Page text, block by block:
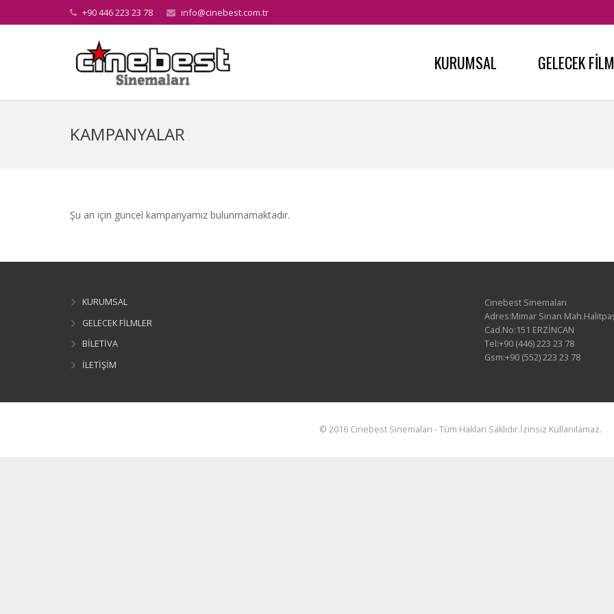
+90 446 223 23 78 info@cinebest.com.tr
KURUMSAL GELECEK
KAMPANYALAR
Şu an için güncel kampanyamız bulunmamaktadır.
KURUMSAL
GELECEK FİLMLER
BİLETİVA
İLETİŞİM
Cinebest Sinemaları
Adres:Mimar Sinan
Cad.No:151 ERZİNCAN
Tel:+90 (446) 223 23 78
Gsm:+90 (552) 223 23 78
© 2016 Cinebest Sinemaları - Tüm Hakları Saklıdır.İzinsiz Kullanılamaz.